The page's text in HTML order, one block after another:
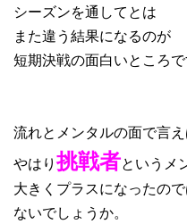
シーズンを通してとは
また違う結果になるのが
短期決戦の面白いところで
流れとメンタルの面で言
やはり挑戦者というメ
大きくプラスになったの
ないでしょうか。